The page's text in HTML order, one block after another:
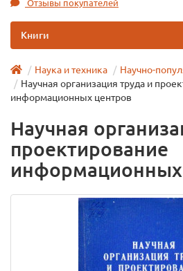
Отзывы покупателей
Книги
Наука и техника
Научно-
Научная организация труда и
информационных центров
Научная
проектирование
информационных